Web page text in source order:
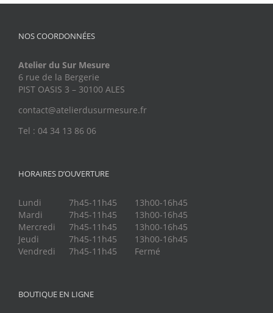
NOS COORDONNÉES
Atelier du Sur Mesure
6 rue de la Bergerie
PIST OASIS 3 – 30100 ALES
contact@atelierdusurmesure.fr
Tel : 04 34 13 86 06
HORAIRES D’OUVERTURE
Lundi 7h45-11h45
13h00-16h45
Mardi
7h45-11h45
13h00-16h45
Mercredi
7h45-11h45
13h00-16h45
Jeudi
7h45-11h45
13h00-16h45
Vendredi
7h45-11h45 Fermé
BOUTIQUE EN LIGNE